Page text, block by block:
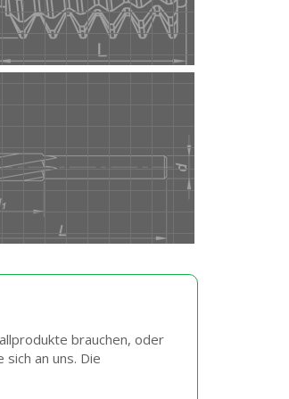
brauchen, oder
an uns. Die